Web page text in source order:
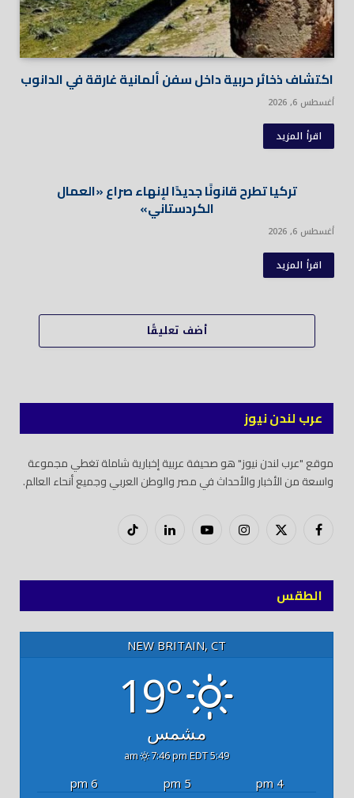
اكتشاف ذخائر حربية داخل سفن ألمانية غارقة في الدانوب
أغسطس 6, 2026
اقرأ المزيد
تركيا تطرح قانونًا جديدًا لإنهاء صراع «العمال
الكردستاني»
أغسطس 6, 2026
اقرأ المزيد
أضف تعليقًا
عرب لندن نيوز
موقع "عرب لندن نيوز" هو صحيفة عربية إخبارية شاملة تغطي مجموعة
واسعة من الأخبار والأحداث في مصر والوطن العربي وجميع أنحاء العالم.
فيسبوكX
إنستغراميوتيوب لينكدود
تيك
الطقس
NEW BRITAIN, CT
19°
مشمس
5:49 am
7:46 pm EDT
4 pm
5 pm
6 pm